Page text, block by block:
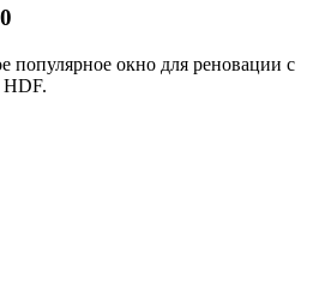
популярное окно для реновации с
HDF.